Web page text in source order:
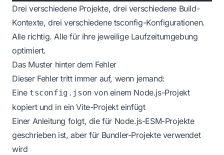
Drei verschiedene Projekte, drei verschiedene Build-
Kontexte, drei verschiedene tsconfig-Konfigurationen.
Alle richtig. Alle für ihre jeweilige Laufzeitumgebung
optimiert.
Das Muster hinter dem Fehler
Dieser Fehler tritt immer auf, wenn jemand:
Eine tsconfig.json von einem Node.js-Projekt
kopiert und in ein Vite-Projekt einfügt
Einer Anleitung folgt, die für Node.js-ESM-Projekte
geschrieben ist, aber für Bundler-Projekte verwendet
wird